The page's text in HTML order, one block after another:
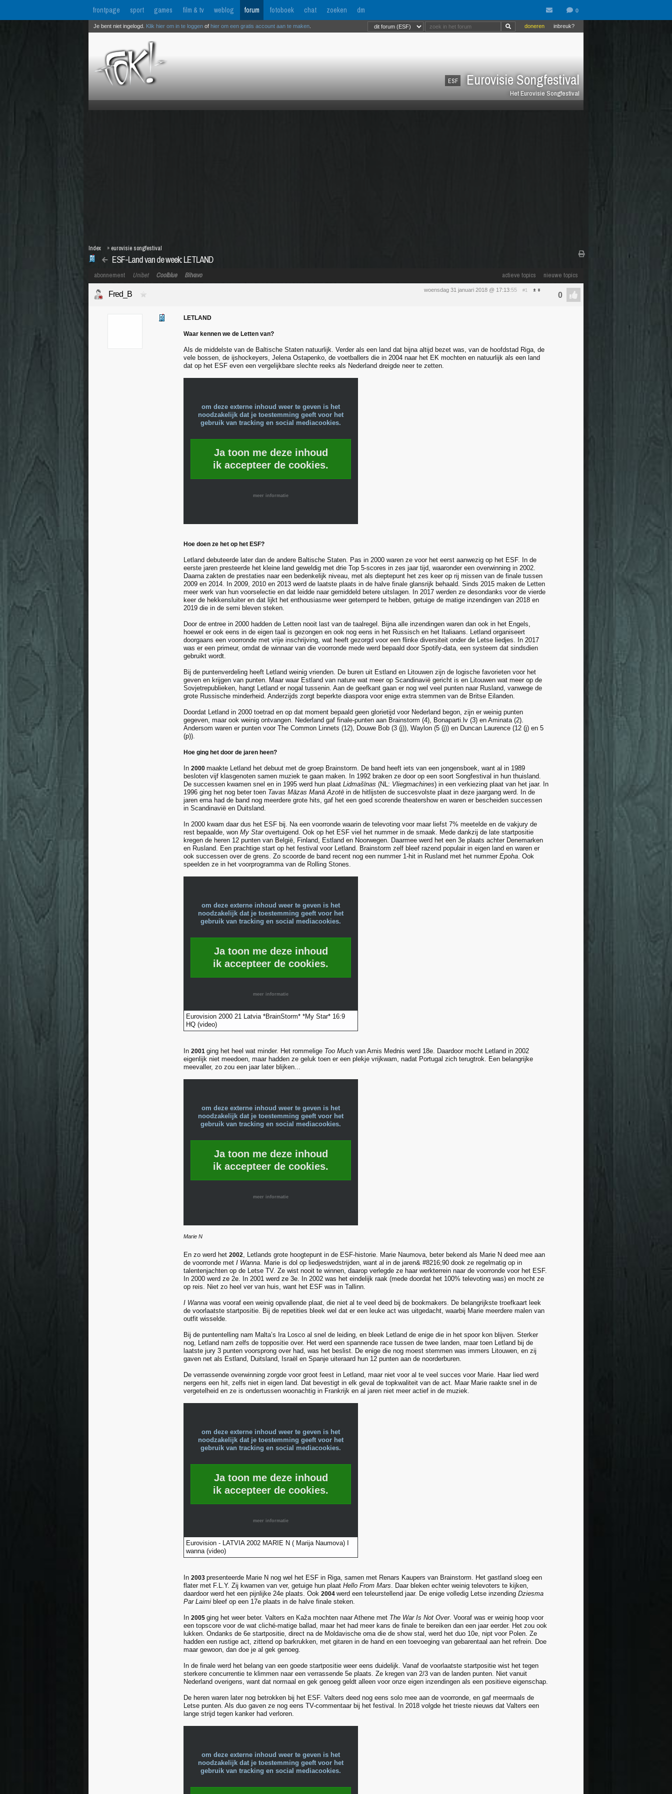
frontpage sport games film & tv weblog forum fotoboek chat zoeken dm
ESF Eurovisie Songfestival
Het Eurovisie Songfestival
inbreuk?
doneren
Je bent niet ingelogd. Klik hier om in te loggen of hier om een gratis account aan te maken
ESF-Land van de week: LETLAND
Index » eurovisie songfestival
actieve topics nieuwe topics
abonnement Unibet Coolblue Bitvavo
woensdag 31 januari 2018 @ 17:13:55 #1
Fred_B
LETLAND
Waar kennen we de Letten van?
Als de middelste van de Baltische Staten natuurlijk. Verder als een land dat bijna altijd bezet was, van de hoofdstad Riga, de
vele bossen, de ijshockeyers, Jelena Ostapenko, de voetballers die in 2004 naar het EK mochten en natuurlijk als een land
dat op het ESF even een vergelijkbare slechte reeks als Nederland dreigde neer te zetten.
om deze externe inhoud weer te geven is het
noodzakelijk dat je toestemming geeft voor het
gebruik van tracking en social mediacookies.
Ja toon me deze inhoud
ik accepteer de cookies.
meer informatie
Hoe doen ze het op het ESF?
Letland debuteerde later dan de andere Baltische Staten. Pas in 2000 waren ze voor het eerst aanwezig op het ESF. In de
eerste jaren presteerde het kleine land geweldig met drie Top 5-scores in zes jaar tijd, waaronder een overwinning in 2002.
Daarna zakten de prestaties naar een bedenkelijk niveau, met als dieptepunt het zes keer op rij missen van de finale tussen
2009 en 2014. In 2009, 2010 en 2013 werd de laatste plaats in de halve finale glansrijk behaald. Sinds 2015 maken de Letten
meer werk van hun voorselectie en dat leidde naar gemiddeld betere uitslagen. In 2017 werden ze desondanks voor de vierde
keer de hekkensluiter en dat lijkt het enthousiasme weer getemperd te hebben, getuige de matige inzendingen van 2018 en
2019 die in de semi bleven steken.
Door de entree in 2000 hadden de Letten nooit last van de taalregel. Bijna alle inzendingen waren dan ook in het Engels,
hoewel er ook eens in de eigen taal is gezongen en ook nog eens in het Russisch en het Italiaans. Letland organiseert
doorgaans een voorronde met vrije inschrijving, wat heeft gezorgd voor een flinke diversiteit onder de Letse liedjes. In 2017
was er een primeur, omdat de winnaar van die voorronde mede werd bepaald door Spotify-data, een systeem dat sindsdien
gebruikt wordt.
Bij de puntenverdeling heeft Letland weinig vrienden. De buren uit Estland en Litouwen zijn de logische favorieten voor het
geven en krijgen van punten. Maar waar Estland van nature wat meer op Scandinavië gericht is en Litouwen wat meer op de
Sovjetrepublieken, hangt Letland er nogal tussenin. Aan de geefkant gaan er nog wel veel punten naar Rusland, vanwege de
grote Russische minderheid. Anderzijds zorgt beperkte diaspora voor enige extra stemmen van de Britse Eilanden.
Doordat Letland in 2000 toetrad en op dat moment bepaald geen glorietijd voor Nederland begon, zijn er weinig punten
gegeven, maar ook weinig ontvangen. Nederland gaf finale-punten aan Brainstorm (4), Bonaparti.lv (3) en Aminata (2).
Andersom waren er punten voor The Common Linnets (12), Douwe Bob (3 (j)), Waylon (5 (j)) en Duncan Laurence (12 (j) en 5
(p)).
Hoe ging het door de jaren heen?
In 2000 maakte Letland het debuut met de groep Brainstorm. De band heeft iets van een jongensboek, want al in 1989
besloten vijf klasgenoten samen muziek te gaan maken. In 1992 braken ze door op een soort Songfestival in hun thuisland.
De successen kwamen snel en in 1995 werd hun plaat Lidmašīnas (NL: Vliegmachines) in een verkiezing plaat van het jaar. In
1996 ging het nog beter toen Tavas Māzas Manā Azotē in de hitlijsten de succesvolste plaat in deze jaargang werd. In de
jaren erna had de band nog meerdere grote hits, gaf het een goed scorende theatershow en waren er bescheiden successen
in Scandinavië en Duitsland.
In 2000 kwam daar dus het ESF bij. Na een voorronde waarin de televoting voor maar liefst 7% meetelde en de vakjury de
rest bepaalde, won My Star overtuigend. Ook op het ESF viel het nummer in de smaak. Mede dankzij de late startpositie
kregen de heren 12 punten van België, Finland, Estland en Noorwegen. Daarmee werd het een 3e plaats achter Denemarken
en Rusland. Een prachtige start op het festival voor Letland. Brainstorm zelf bleef razend populair in eigen land en waren er
ook successen over de grens. Zo scoorde de band recent nog een nummer 1-hit in Rusland met het nummer Epoha. Ook
speelden ze in het voorprogramma van de Rolling Stones.
om deze externe inhoud weer te geven is het
noodzakelijk dat je toestemming geeft voor het
gebruik van tracking en social mediacookies.
Ja toon me deze inhoud
ik accepteer de cookies.
meer informatie
Eurovision 2000 21 Latvia *BrainStorm* *My Star* 16:9
HQ (video)
In 2001 ging het heel wat minder. Het rommelige Too Much van Arnis Mednis werd 18e. Daardoor mocht Letland in 2002
eigenlijk niet meedoen, maar hadden ze geluk toen er een plekje vrijkwam, nadat Portugal zich terugtrok. Een belangrijke
meevaller, zo zou een jaar later blijken...
om deze externe inhoud weer te geven is het
noodzakelijk dat je toestemming geeft voor het
gebruik van tracking en social mediacookies.
Ja toon me deze inhoud
ik accepteer de cookies.
meer informatie
Marie N
En zo werd het 2002, Letlands grote hoogtepunt in de ESF-historie. Marie Naumova, beter bekend als Marie N deed mee aan
de voorronde met I Wanna. Marie is dol op liedjeswedstrijden, want al in de jaren& #8216;90 dook ze regelmatig op in
talentenjachten op de Letse TV. Ze wist nooit te winnen, daarop verlegde ze haar werkterrein naar de voorronde voor het ESF.
In 2000 werd ze 2e. In 2001 werd ze 3e. In 2002 was het eindelijk raak (mede doordat het 100% televoting was) en mocht ze
op reis. Niet zo heel ver van huis, want het ESF was in Tallinn.
I Wanna was vooraf een weinig opvallende plaat, die niet al te veel deed bij de bookmakers. De belangrijkste troefkaart leek
de voorlaatste startpositie. Bij de repetities bleek wel dat er een leuke act was uitgedacht, waarbij Marie meerdere malen van
outfit wisselde.
Bij de puntentelling nam Malta’s Ira Losco al snel de leiding, en bleek Letland de enige die in het spoor kon blijven. Sterker
nog, Letland nam zelfs de toppositie over. Het werd een spannende race tussen de twee landen, maar toen Letland bij de
laatste jury 3 punten voorsprong over had, was het beslist. De enige die nog moest stemmen was immers Litouwen, en zij
gaven net als Estland, Duitsland, Israël en Spanje uiteraard hun 12 punten aan de noorderburen.
De verrassende overwinning zorgde voor groot feest in Letland, maar niet voor al te veel succes voor Marie. Haar lied werd
nergens een hit, zelfs niet in eigen land. Dat bevestigt in elk geval de topkwaliteit van de act. Maar Marie raakte snel in de
vergetelheid en ze is ondertussen woonachtig in Frankrijk en al jaren niet meer actief in de muziek.
om deze externe inhoud weer te geven is het
noodzakelijk dat je toestemming geeft voor het
gebruik van tracking en social mediacookies.
Ja toon me deze inhoud
ik accepteer de cookies.
meer informatie
Eurovision - LATVIA 2002 MARIE N ( Marija Naumova) I
wanna (video)
In 2003 presenteerde Marie N nog wel het ESF in Riga, samen met Renars Kaupers van Brainstorm. Het gastland sloeg een
flater met F.L.Y. Zij kwamen van ver, getuige hun plaat Hello From Mars. Daar bleken echter weinig televoters te kijken,
daardoor werd het een pijnlijke 24e plaats. Ook 2004 werd een teleurstellend jaar. De enige volledig Letse inzending Dziesma
Par Laimi bleef op een 17e plaats in de halve finale steken.
In 2005 ging het weer beter. Valters en Kaža mochten naar Athene met The War Is Not Over. Vooraf was er weinig hoop voor
een topscore voor de wat cliché-matige ballad, maar het had meer kans de finale te bereiken dan een jaar eerder. Het zou ook
lukken. Ondanks de 6e startpositie, direct na de Moldavische oma die de show stal, werd het duo 10e, nipt voor Polen. Ze
hadden een rustige act, zittend op barkrukken, met gitaren in de hand en een toevoeging van gebarentaal aan het refrein. Doe
maar gewoon, dan doe je al gek genoeg.
In de finale werd het belang van een goede startpositie weer eens duidelijk. Vanaf de voorlaatste startpositie wist het tegen
sterkere concurrentie te klimmen naar een verrassende 5e plaats. Ze kregen van 2/3 van de landen punten. Niet vanuit
Nederland overigens, want dat normaal en gek genoeg geldt alleen voor onze eigen inzendingen als een positieve eigenschap.
De heren waren later nog betrokken bij het ESF. Valters deed nog eens solo mee aan de voorronde, en gaf meermaals de
Letse punten. Als duo gaven ze nog eens TV-commentaar bij het festival. In 2018 volgde het trieste nieuws dat Valters een
lange strijd tegen kanker had verloren.
om deze externe inhoud weer te geven is het
noodzakelijk dat je toestemming geeft voor het
gebruik van tracking en social mediacookies.